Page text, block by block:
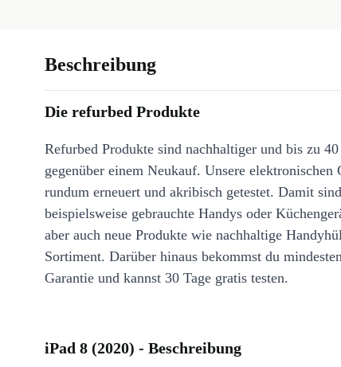
Beschreibung
Die refurbed Produkte
Refurbed Produkte sind nachhaltiger und bis zu
gegenüber einem Neukauf. Unsere elektronischen
rundum erneuert und akribisch getestet. Damit
beispielsweise gebrauchte Handys oder
aber auch neue Produkte wie nachhaltige
Sortiment. Darüber hinaus bekommst du
Garantie und kannst 30 Tage gratis testen.
iPad 8 (2020) - Beschreibung